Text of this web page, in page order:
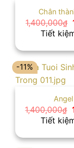
Chân
1,400,000₫
Tiết
-11%
1,400,000₫
Tiết